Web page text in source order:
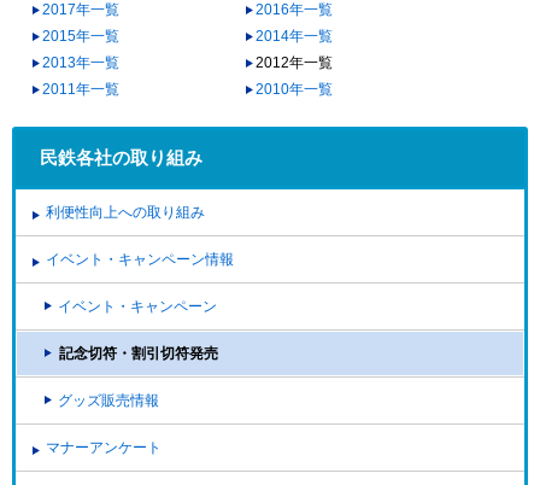
2017年一覧
2016年一覧
2015年一覧
2014年一覧
2013年一覧
2012年一覧
2011年一覧
2010年一覧
民鉄各社の取り組み
利便性向上への取り組み
イベント・キャンペーン情報
イベント・キャンペーン
記念切符・割引切符発売
グッズ販売情報
マナーアンケート